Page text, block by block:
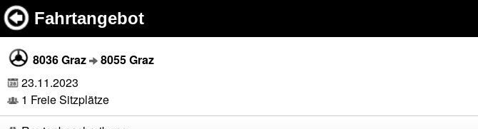
Fahrtangebot
8036 Graz
8055 Graz
23.11.2023
1 Freie Sitzplätze